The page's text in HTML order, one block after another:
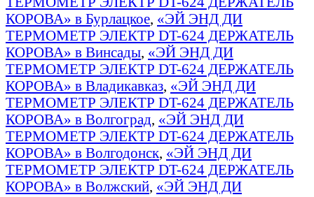
КОРОВА» в Бурлацкое, «ЭЙ ЭНД ДИ
ТЕРМОМЕТР ЭЛЕКТР DT-624 ДЕРЖАТЕЛЬ
КОРОВА» в Винсады, «ЭЙ ЭНД ДИ
ТЕРМОМЕТР ЭЛЕКТР DT-624 ДЕРЖАТЕЛЬ
КОРОВА» в Владикавказ, «ЭЙ ЭНД ДИ
ТЕРМОМЕТР ЭЛЕКТР DT-624 ДЕРЖАТЕЛЬ
КОРОВА» в Волгоград, «ЭЙ ЭНД ДИ
ТЕРМОМЕТР ЭЛЕКТР DT-624 ДЕРЖАТЕЛЬ
КОРОВА» в Волгодонск, «ЭЙ ЭНД ДИ
ТЕРМОМЕТР ЭЛЕКТР DT-624 ДЕРЖАТЕЛЬ
КОРОВА» в Волжский, «ЭЙ ЭНД ДИ